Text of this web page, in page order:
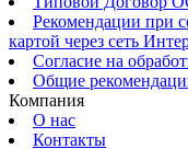
Рекомендации при
картой через сеть
Согласие на
Общие
Компания
О нас
Контакты